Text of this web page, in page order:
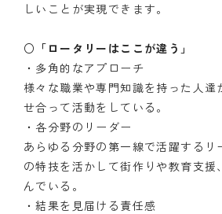
しいことが実現できます。
○「ロータリーはここが違う」
・多角的なアプローチ
様々な職業や専門知識を持った人達
せ合って活動をしている。
・各分野のリーダー
あらゆる分野の第一線で活躍するリ
の特技を活かして街作りや教育支援
んでいる。
・結果を見届ける責任感